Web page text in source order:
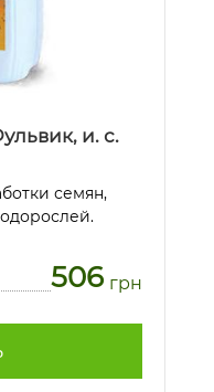
и. с.
семян,
506 грн